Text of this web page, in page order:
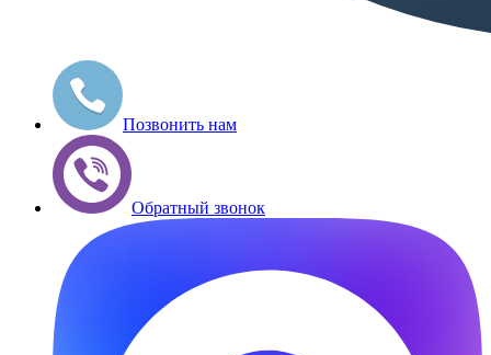
Позвонить нам
Обратный звонок